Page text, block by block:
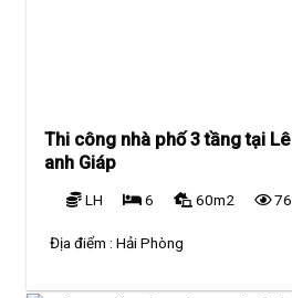
Thi công nhà phố 3 tầng tại
anh Giáp
LH 6 60m2
Địa điểm :Hải Phòng